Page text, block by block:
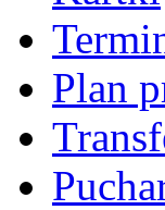
Plan